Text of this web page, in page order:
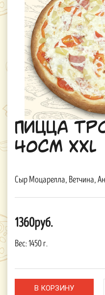
Пицца
40см XXL
Сыр Моцарелла, Ветчина,
1360руб.
Вес:1450 г.